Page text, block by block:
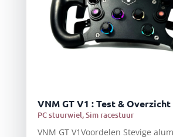
VNM GT V1 : Test & Overzicht
PC stuurwiel,Sim racestuur
VNM GT V1Voordelen Stevige